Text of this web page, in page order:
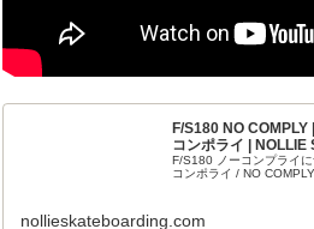
F/S180 NO
コンポライ |
F/S180 ノーコンプライ
コンポライ / NO COMPLY
nollieskateboarding.com